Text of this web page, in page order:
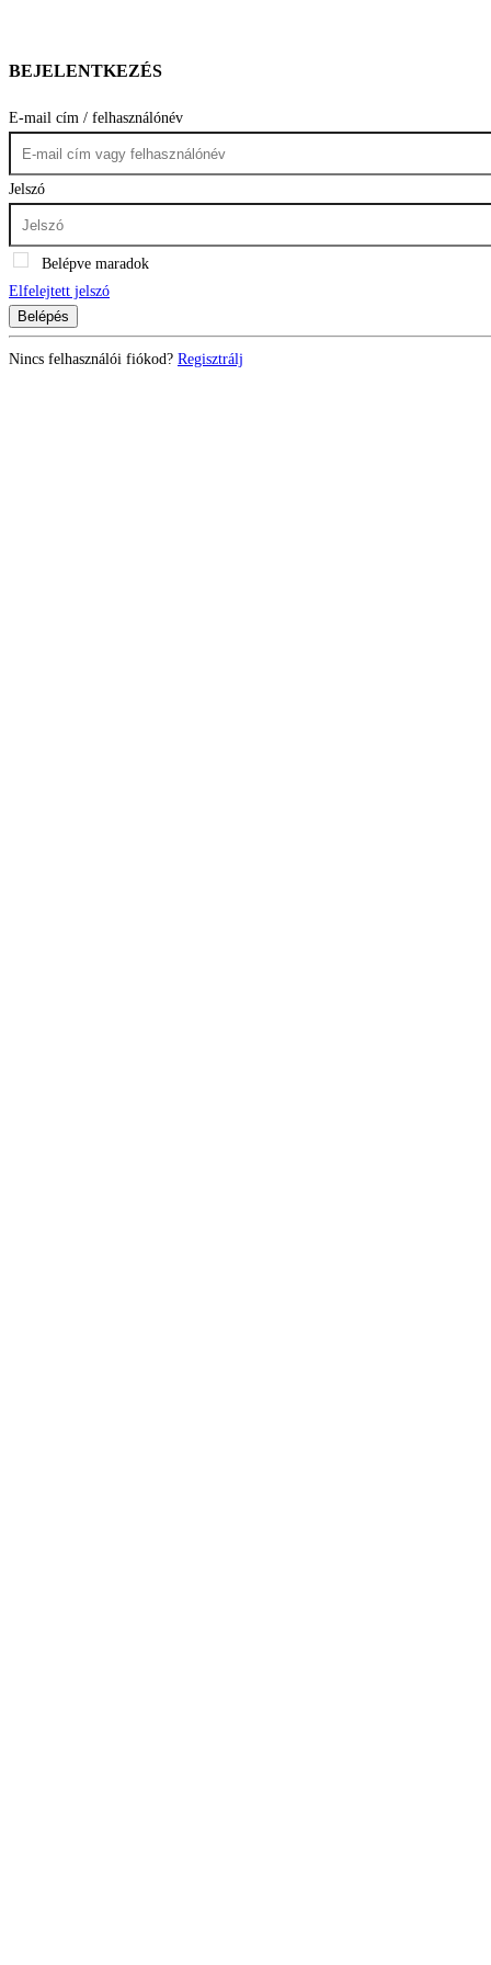
BEJELENTKEZÉS
E-mail cím / felhasználónév
Jelszó
Belépve maradok
Elfelejtett jelszó
Belépés
Nincs felhasználói fiókod? Regisztrálj